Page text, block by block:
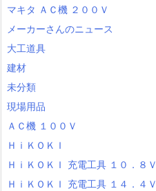
マキタ ＡＣ機 ２００Ｖ
メーカーさんのニュース
大工道具
建材
未分類
現場用品
ＡＣ機 １００Ｖ
ＨｉＫＯＫＩ
ＨｉＫＯＫＩ 充電工具 １０．８Ｖ
ＨｉＫＯＫＩ 充電工具 １４．４Ｖ